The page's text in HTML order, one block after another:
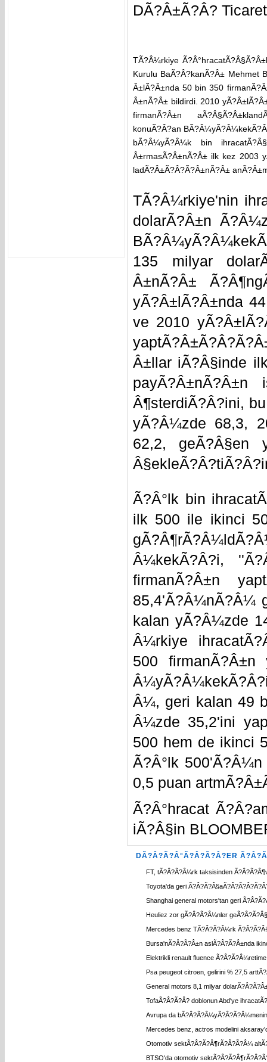
DÃ?Â±Ã?Â?
TÃ?Â¼rkiye
Kurulu BaÃ?Â?kanÃ?Â± Mehmet
Â±lÃ?Â±nda 50 bin 350
Â±nÃ?Â± bildirdi. 2010
firmanÃ?Â±n
konuÃ?Â?an
bÃ?Â¼yÃ?Â¼k bin
Â±rmasÃ?Â±nÃ?Â± ilk kez 2003
ladÃ?Â±Ã?Â?Ã?Â±nÃ?Â±
TÃ?Â¼rkiye'nin
dolarÃ?Â±n
135 milyar
Â±nÃ?Â±
yÃ?Â±lÃ?Â±nda
ve 2010
Â±llar iÃ?Â§inde
payÃ?Â±nÃ?Â±n
Â¶sterdiÃ?Â?ini,
yÃ?Â¼zde 68,3,
62,2, geÃ?Â§en
Ã?Â°lk bin
ilk 500 ile ikinci
Â¼kekÃ?Â?i,
firmanÃ?Â±n
85,4'Ã?Â¼nÃ?Â¼
kalan yÃ?Â¼zde
Â¼rkiye
500 firmanÃ?Â±n
Â¼, geri kalan 49
Â¼zde 35,2'ini
500 hem de ikinci
Ã?Â°lk
0,5 puan
Ã?Â°hracat
iÃ?Â§in
DÃ?Â?Ã?Â°Ã?Â?Ã?Â?ER
FT, tÃ?Â?Ã?Â¼rk taksisinden
Toyota'da geri
Shanghai general motors'tan geri
Heuliez zor gÃ?Â?Ã?Â¼nler
Mercedes benz TÃ?Â?Ã?Â¼rk
Bursa'nÃ?Â?Ã?Â±n aslÃ?Â?Ã?Â±nda
Elektrikli renault fluence
Psa peugeot citroen, gelirini % 27,5
General motors 8,1 milyar
TofaÃ?Â?Ã?Â? doblonun Abd'ye
Avrupa da
Mercedes benz, actros modelini
Otomotiv sektÃ?Â?Ã?Â¶rÃ?Â?Ã?Â¼
BTSO'da otomotiv